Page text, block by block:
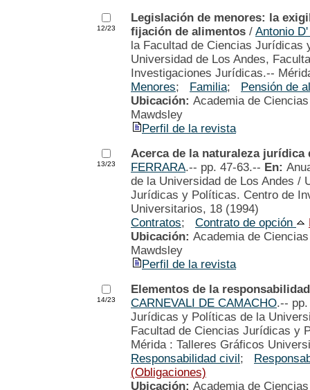
12/23
Legislación de menores: la
fijación de alimentos / Antonio
la Facultad de Ciencias Jurídicas
Universidad de Los Andes,
Investigaciones Jurídicas.--
Menores; Familia; Pensión de
Ubicación: Academia de
Mawdsley
Perfil de la revista
13/23
Acerca de la naturaleza
FERRARA.-- pp. 47-63.-- En:
de la Universidad de Los Andes /
Jurídicas y Políticas. Centro de
Universitarios, 18 (1994)
Contratos; Contrato de opción
Ubicación: Academia de
Mawdsley
Perfil de la revista
14/23
Elementos de la
CARNEVALI DE CAMACHO.--
Jurídicas y Políticas de la
Facultad de Ciencias Jurídicas y
Mérida : Talleres Gráficos
Responsabilidad civil;
(Obligaciones)
Ubicación: Academia de